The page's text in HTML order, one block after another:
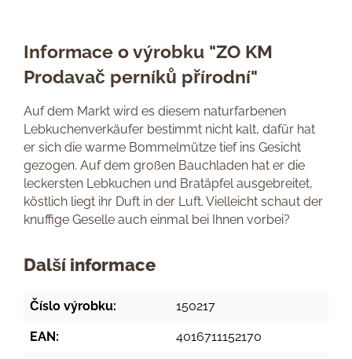
Informace o výrobku "ZO KM
Prodavač perníků přírodní"
Auf dem Markt wird es diesem naturfarbenen
Lebkuchenverkäufer bestimmt nicht kalt, dafür hat
er sich die warme Bommelmütze tief ins Gesicht
gezogen. Auf dem großen Bauchladen hat er die
leckersten Lebkuchen und Bratäpfel ausgebreitet,
köstlich liegt ihr Duft in der Luft. Vielleicht schaut der
knuffige Geselle auch einmal bei Ihnen vorbei?
Další informace
Číslo výrobku: 150217
EAN: 4016711152170